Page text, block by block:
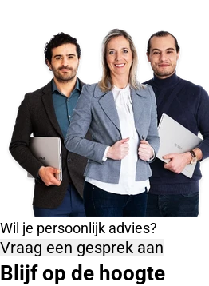
Wil je persoonlijk advies?
Vraag een gesprek aan
Blijf op de hoogte